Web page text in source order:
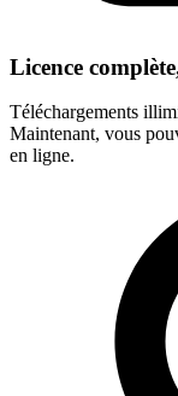
Licence
Téléchargements
Maintenant, vous
en ligne.